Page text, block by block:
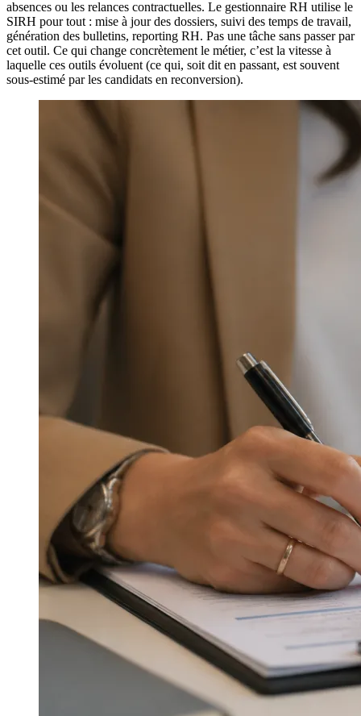
absences ou les relances contractuelles. Le gestionnaire RH utilise le
SIRH pour tout : mise à jour des dossiers, suivi des temps de travail,
génération des bulletins, reporting RH. Pas une tâche sans passer par
cet outil. Ce qui change concrètement le métier, c’est la vitesse à
laquelle ces outils évoluent (ce qui, soit dit en passant, est souvent
sous-estimé par les candidats en reconversion).